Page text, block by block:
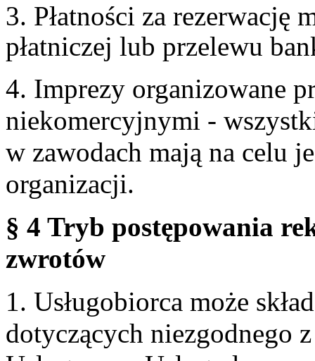
3. Płatności za rezerwację
płatniczej lub przelewu
4. Imprezy organizowane
niekomercyjnymi -
w zawodach mają na celu
organizacji.
§ 4 Tryb postępowania
zwrotów
1. Usługobiorca może
dotyczących niezgodnego